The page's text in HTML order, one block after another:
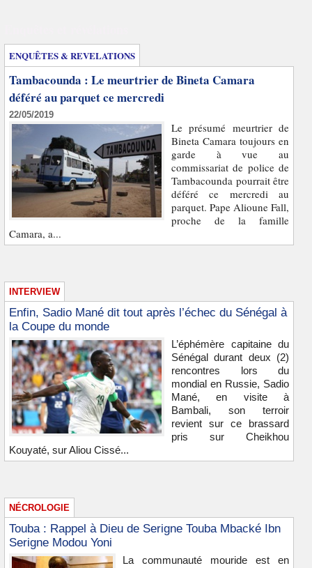
ENQUÊTES & REVELATIONS
Tambacounda : Le meurtrier de Bineta Camara
déféré au parquet ce mercredi
22/05/2019
Le présumé meurtrier de
Bineta Camara toujours en
garde à vue au
commissariat de police de
Tambacounda pourrait être
déféré ce mercredi au
parquet. Pape Alioune Fall,
proche de la famille
Camara, a...
INTERVIEW
Enfin, Sadio Mané dit tout après l’échec du Sénégal à
la Coupe du monde
L’éphémère capitaine du
Sénégal durant deux (2)
rencontres lors du
mondial en Russie, Sadio
Mané, en visite à
Bambali, son terroir
revient sur ce brassard
pris sur Cheikhou
Kouyaté, sur Aliou Cissé...
NÉCROLOGIE
Touba : Rappel à Dieu de Serigne Touba Mbacké Ibn
Serigne Modou Yoni
La communauté mouride est en